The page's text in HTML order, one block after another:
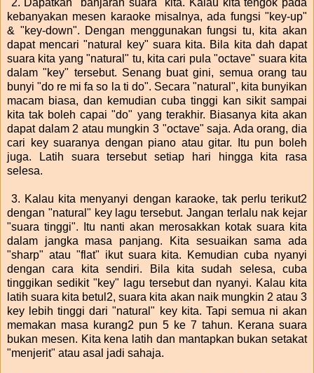
kebanyakan mesen karaoke misalnya, ada fungsi "key-up"
& "key-down". Dengan menggunakan fungsi tu, kita akan
dapat mencari "natural key" suara kita. Bila kita dah dapat
suara kita yang "natural" tu, kita cari pula "octave" suara kita
dalam "key" tersebut. Senang buat gini, semua orang tau
bunyi "do re mi fa so la ti do". Secara "natural", kita bunyikan
macam biasa, dan kemudian cuba tinggi kan sikit sampai
kita tak boleh capai "do" yang terakhir. Biasanya kita akan
dapat dalam 2 atau mungkin 3 "octave" saja. Ada orang, dia
cari key suaranya dengan piano atau gitar. Itu pun boleh
juga. Latih suara tersebut setiap hari hingga kita rasa
selesa.
3. Kalau kita menyanyi dengan karaoke, tak perlu terikut2
dengan "natural" key lagu tersebut. Jangan terlalu nak kejar
"suara tinggi". Itu nanti akan merosakkan kotak suara kita
dalam jangka masa panjang. Kita sesuaikan sama ada
"sharp" atau "flat" ikut suara kita. Kemudian cuba nyanyi
dengan cara kita sendiri. Bila kita sudah selesa, cuba
tinggikan sedikit "key" lagu tersebut dan nyanyi. Kalau kita
latih suara kita betul2, suara kita akan naik mungkin 2 atau 3
key lebih tinggi dari "natural" key kita. Tapi semua ni akan
memakan masa kurang2 pun 5 ke 7 tahun. Kerana suara
bukan mesen. Kita kena latih dan mantapkan bukan setakat
"menjerit" atau asal jadi sahaja.